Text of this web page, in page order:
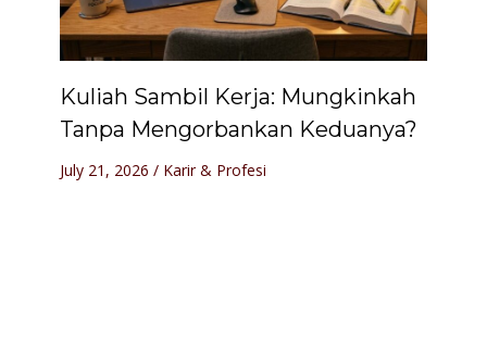
Kuliah Sambil Kerja: Mungkinkah
Tanpa Mengorbankan Keduanya?
July 21, 2026 / Karir & Profesi